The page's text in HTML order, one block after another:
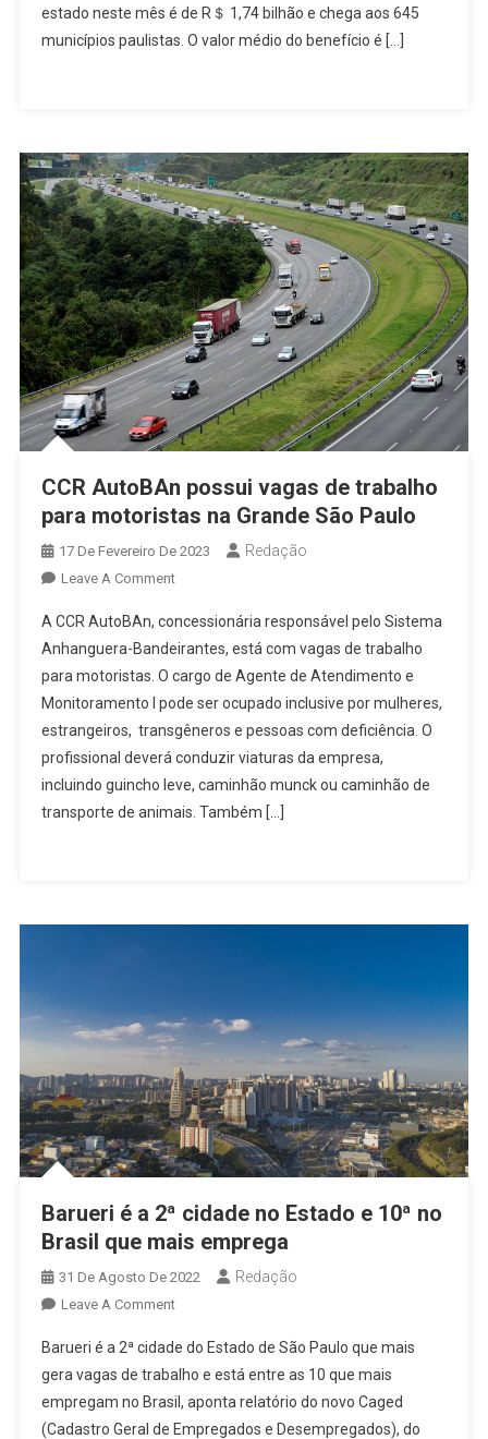
Estado
Em
Do
Programa
Bolsa
Família
estado neste mês é de R＄ 1,74 bilhão e chega aos 645
municípios paulistas. O valor médio do benefício é […]
CCR AutoBAn possui vagas de trabalho
para motoristas na Grande São Paulo
17 De Fevereiro De 2023 Redação
Leave A CommentOn
AutoBAn
Possui
Vagas
De
Trabalho
Para
Motoristas
Na
A CCR AutoBAn, concessionária responsável pelo Sistema
Anhanguera-Bandeirantes, está com vagas de trabalho
para motoristas. O cargo de Agente de Atendimento e
Monitoramento I pode ser ocupado inclusive por mulheres,
estrangeiros, transgêneros e pessoas com deficiência. O
profissional deverá conduzir viaturas da empresa,
incluindo guincho leve, caminhão munck ou caminhão de
transporte de animais. Também […]
Barueri é a 2ª cidade no Estado e 10ª no
Brasil que mais emprega
31 De Agosto De 2022 Redação
Leave A CommentOn
É
A
2ª
Cidade
Barueri é a 2ª cidade do Estado de São Paulo que mais
gera vagas de trabalho e está entre as 10 que mais
empregam no Brasil, aponta relatório do novo Caged
(Cadastro Geral de Empregados e Desempregados), do